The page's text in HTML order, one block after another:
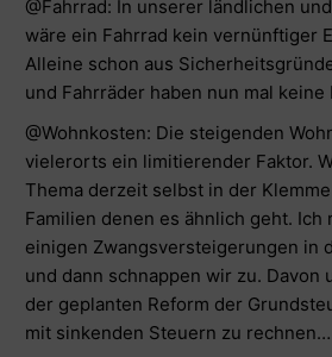
@Fahrrad: In unserer ländlichen
wäre ein Fahrrad kein vernünftiger
Alleine schon aus
und Fahrräder haben nun mal keine
@Wohnkosten: Die steigenden
vielerorts ein limitierender Faktor.
Thema derzeit selbst in der
Familien denen es ähnlich geht. Ich
einigen Zwangsversteigerungen in
und dann schnappen wir zu. Davon
der geplanten Reform der
mit sinkenden Steuern zu rechnen…